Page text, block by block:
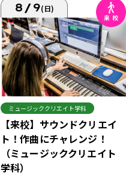
8/9(日)
ミュージッククリエイト学科
【来校】サウンドクリエイ
ト！作曲にチャレンジ！
（ミュージッククリエイト
学科）